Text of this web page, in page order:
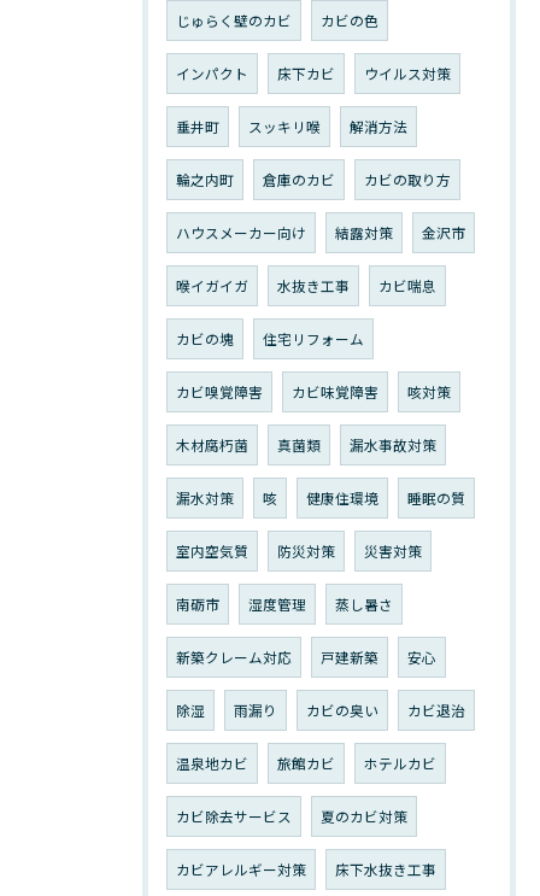
じゅらく壁のカビ カビの色
インパクト 床下カビ ウイルス対策
垂井町 スッキリ喉 解消方法
輪之内町 倉庫のカビ カビの取り方
ハウスメーカー向け 結露対策 金沢市
喉イガイガ 水抜き工事 カビ喘息
カビの塊 住宅リフォーム
カビ嗅覚障害 カビ味覚障害 咳対策
木材腐朽菌 真菌類 漏水事故対策
漏水対策 咳 健康住環境 睡眠の質
室内空気質 防災対策 災害対策
南砺市 湿度管理 蒸し暑さ
新築クレーム対応 戸建新築 安心
除湿 雨漏り カビの臭い カビ退治
温泉地カビ 旅館カビ ホテルカビ
カビ除去サービス 夏のカビ対策
カビアレルギー対策 床下水抜き工事